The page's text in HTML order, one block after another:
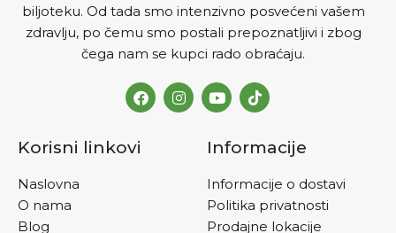
biljoteku. Od tada smo intenzivno posvećeni vašem
zdravlju, po čemu smo postali prepoznatljivi i zbog
čega nam se kupci rado obraćaju.
Korisni linkovi
Naslovna
O nama
Blog
Informacije
Informacije o dostavi
Politika privatnosti
Prodajne lokacije